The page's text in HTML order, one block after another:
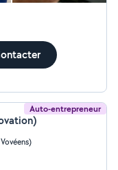
Auto-entrepreneur